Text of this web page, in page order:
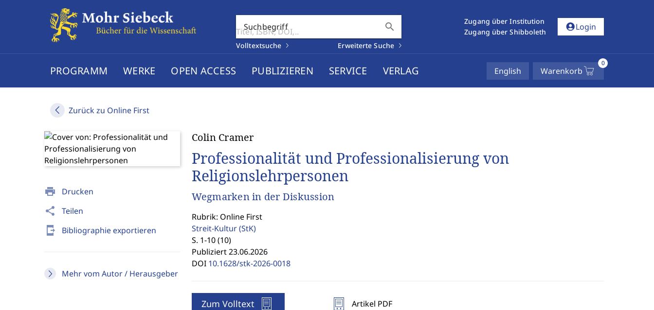
Suchbegriff search
Volltextsuche Erweiterte Suche
Zugang über Institution
Zugang über Shibboleth
account_circleLogin
PROGRAMM WERKE OPEN ACCESS PUBLIZIEREN SERVICE VERLAG English Warenkorb
0
Zurück zu Online First
print Drucken
share Teilen
send_to_mobile Bibliographie exportieren
Mehr vom Autor / Herausgeber
Colin Cramer
Professionalität und Professionalisierung von
Religionslehrpersonen
Wegmarken in der Diskussion
Rubrik: Online First
Streit-Kultur(StK)
S. 1-10 (10)
Publiziert 23.06.2026
DOI 10.1628/stk-2026-0018
Zum Volltext
Artikel PDF